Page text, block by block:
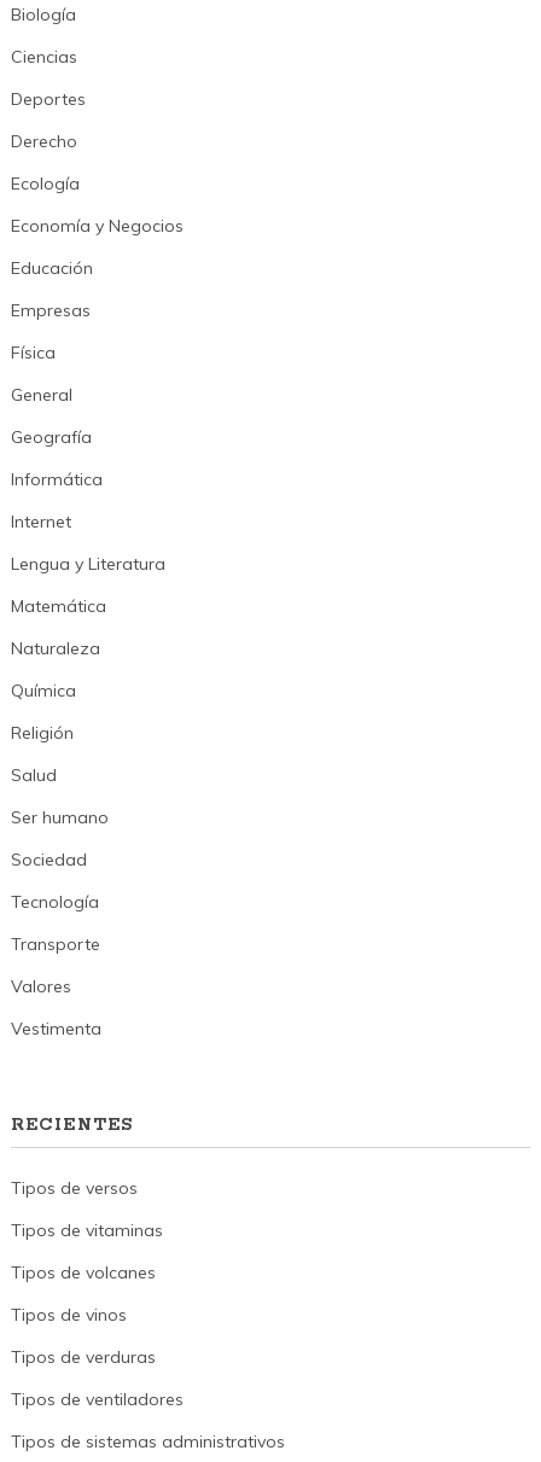
Biología
Ciencias
Deportes
Derecho
Ecología
Economía y Negocios
Educación
Empresas
Física
General
Geografía
Informática
Internet
Lengua y Literatura
Matemática
Naturaleza
Química
Religión
Salud
Ser humano
Sociedad
Tecnología
Transporte
Valores
Vestimenta
RECIENTES
Tipos de versos
Tipos de vitaminas
Tipos de volcanes
Tipos de vinos
Tipos de verduras
Tipos de ventiladores
Tipos de sistemas administrativos